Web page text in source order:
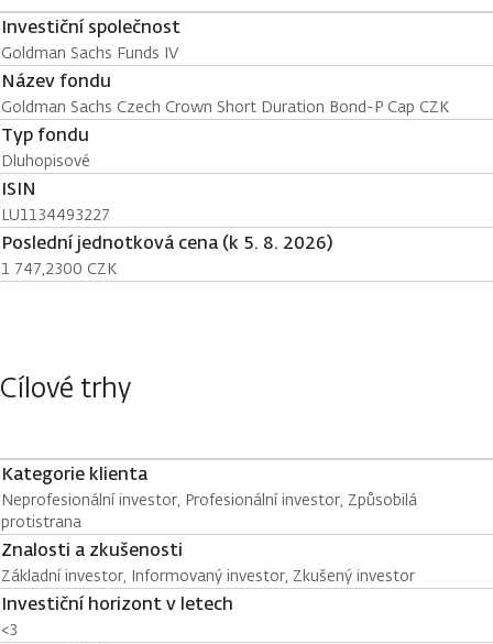
Investiční společnost
Goldman Sachs Funds IV
Název fondu
Goldman Sachs Czech Crown Short Duration Bond-P Cap CZK
Typ fondu
Dluhopisové
ISIN
LU1134493227
Poslední jednotková cena (k 5. 8. 2026)
1 747,2300 CZK
Cílové trhy
Kategorie klienta
Neprofesionální investor, Profesionální investor, Způsobilá
protistrana
Znalosti a zkušenosti
Základní investor, Informovaný investor, Zkušený investor
Investiční horizont v letech
<3